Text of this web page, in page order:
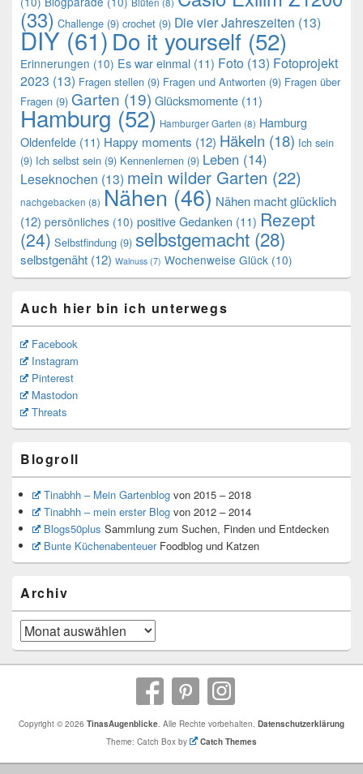
(33) Challenge (9) crochet (9) Die vier Jahreszeiten (13)
DIY(61)Do it yourself (52)
Erinnerungen (10) Es war einmal (11) Foto (13) Fotoprojekt
2023 (13) Fragen stellen (9) Fragen und Antworten (9) Fragen über
Fragen (9) Garten (19) Glücksmomente (11)
Hamburg (52) Hamburger Garten (8) Hamburg
Oldenfelde (11) Happy moments (12) Häkeln (18) Ich sein
(9) Ich selbst sein (9) Kennenlernen (9) Leben (14)
Leseknochen (13) mein wilder Garten (22)
nachgebacken (8) Nähen (46) Nähen macht glücklich
(12) persönliches (10) positive Gedanken (11) Rezept
(24) Selbstfindung (9) selbstgemacht (28)
selbstgenäht (12) Walnuss (7) Wochenweise Glück (10)
Auch hier bin ich unterwegs
Facebook
Instagram
Pinterest
Mastodon
Threats
Blogroll
Tinabhh – Mein Gartenblogvon 2015 – 2018
Tinabhh – mein erster Blogvon 2012 – 2014
Blogs50plus Sammlung zum Suchen, Finden und Entdecken
Bunte KüchenabenteuerFoodblog und Katzen
Archiv
Archiv
Copyright © 2026 TinasAugenblicke . Alle Rechte vorbehalten. Datenschutzerklärung
Theme: Catch Box by
Catch Themes